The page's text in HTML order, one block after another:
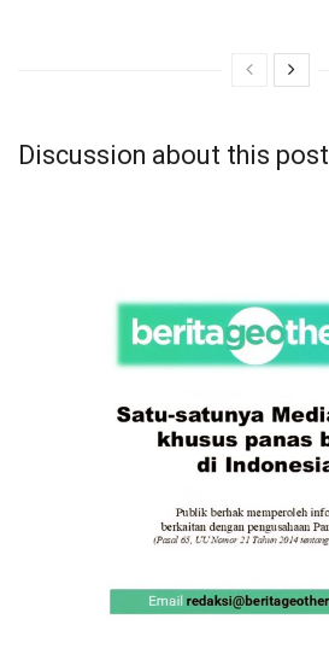
Discussion about this post